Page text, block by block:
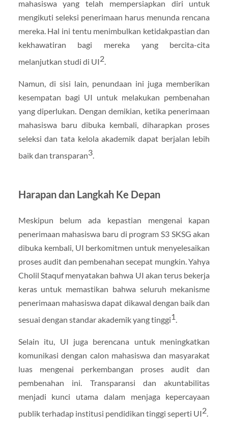
mahasiswa yang telah mempersiapkan diri untuk
mengikuti seleksi penerimaan harus menunda rencana
mereka. Hal ini tentu menimbulkan ketidakpastian dan
kekhawatiran bagi mereka yang bercita-cita
melanjutkan studi di UI2.
Namun, di sisi lain, penundaan ini juga memberikan
kesempatan bagi UI untuk melakukan pembenahan
yang diperlukan. Dengan demikian, ketika penerimaan
mahasiswa baru dibuka kembali, diharapkan proses
seleksi dan tata kelola akademik dapat berjalan lebih
baik dan transparan3.
Harapan dan Langkah Ke Depan
Meskipun belum ada kepastian mengenai kapan
penerimaan mahasiswa baru di program S3 SKSG akan
dibuka kembali, UI berkomitmen untuk menyelesaikan
proses audit dan pembenahan secepat mungkin. Yahya
Cholil Staquf menyatakan bahwa UI akan terus bekerja
keras untuk memastikan bahwa seluruh mekanisme
penerimaan mahasiswa dapat dikawal dengan baik dan
sesuai dengan standar akademik yang tinggi1.
Selain itu, UI juga berencana untuk meningkatkan
komunikasi dengan calon mahasiswa dan masyarakat
luas mengenai perkembangan proses audit dan
pembenahan ini. Transparansi dan akuntabilitas
menjadi kunci utama dalam menjaga kepercayaan
publik terhadap institusi pendidikan tinggi seperti UI2.